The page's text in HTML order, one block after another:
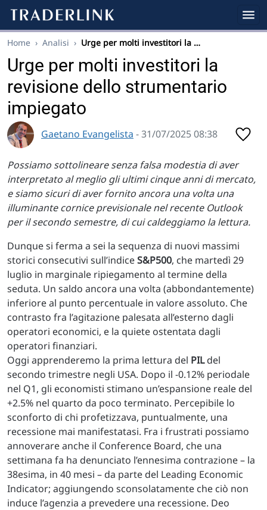
Home › Analisi › Urge per molti investitori la …
Urge per molti investitori la
revisione dello strumentario
impiegato
Gaetano Evangelista - 31/07/2025 08:38
Possiamo sottolineare senza falsa modestia di aver
interpretato al meglio gli ultimi cinque anni di mercato,
e siamo sicuri di aver fornito ancora una volta una
illuminante cornice previsionale nel recente Outlook
per il secondo semestre, di cui caldeggiamo la lettura.
Dunque si ferma a sei la sequenza di nuovi massimi
storici consecutivi sull’indiceS&P500, che martedì 29
luglio in marginale ripiegamento al termine della
seduta. Un saldo ancora una volta (abbondantemente)
inferiore al punto percentuale in valore assoluto. Che
contrasto fra l’agitazione palesata all’esterno dagli
operatori economici, e la quiete ostentata dagli
operatori finanziari.
Oggi apprenderemo la prima lettura del PILdel
secondo trimestre negli USA. Dopo il -0.12% periodale
nel Q1, gli economisti stimano un’espansione reale del
+2.5% nel quarto da poco terminato. Percepibile lo
sconforto di chi profetizzava, puntualmente, una
recessione mai manifestatasi. Fra i frustrati possiamo
annoverare anche il Conference Board, che una
settimana fa ha denunciato l’ennesima contrazione – la
38esima, in 40 mesi – da parte del Leading Economic
Indicator; aggiungendo sconsolatamente che ciò non
induce l’agenzia a prevedere una recessione. Deo